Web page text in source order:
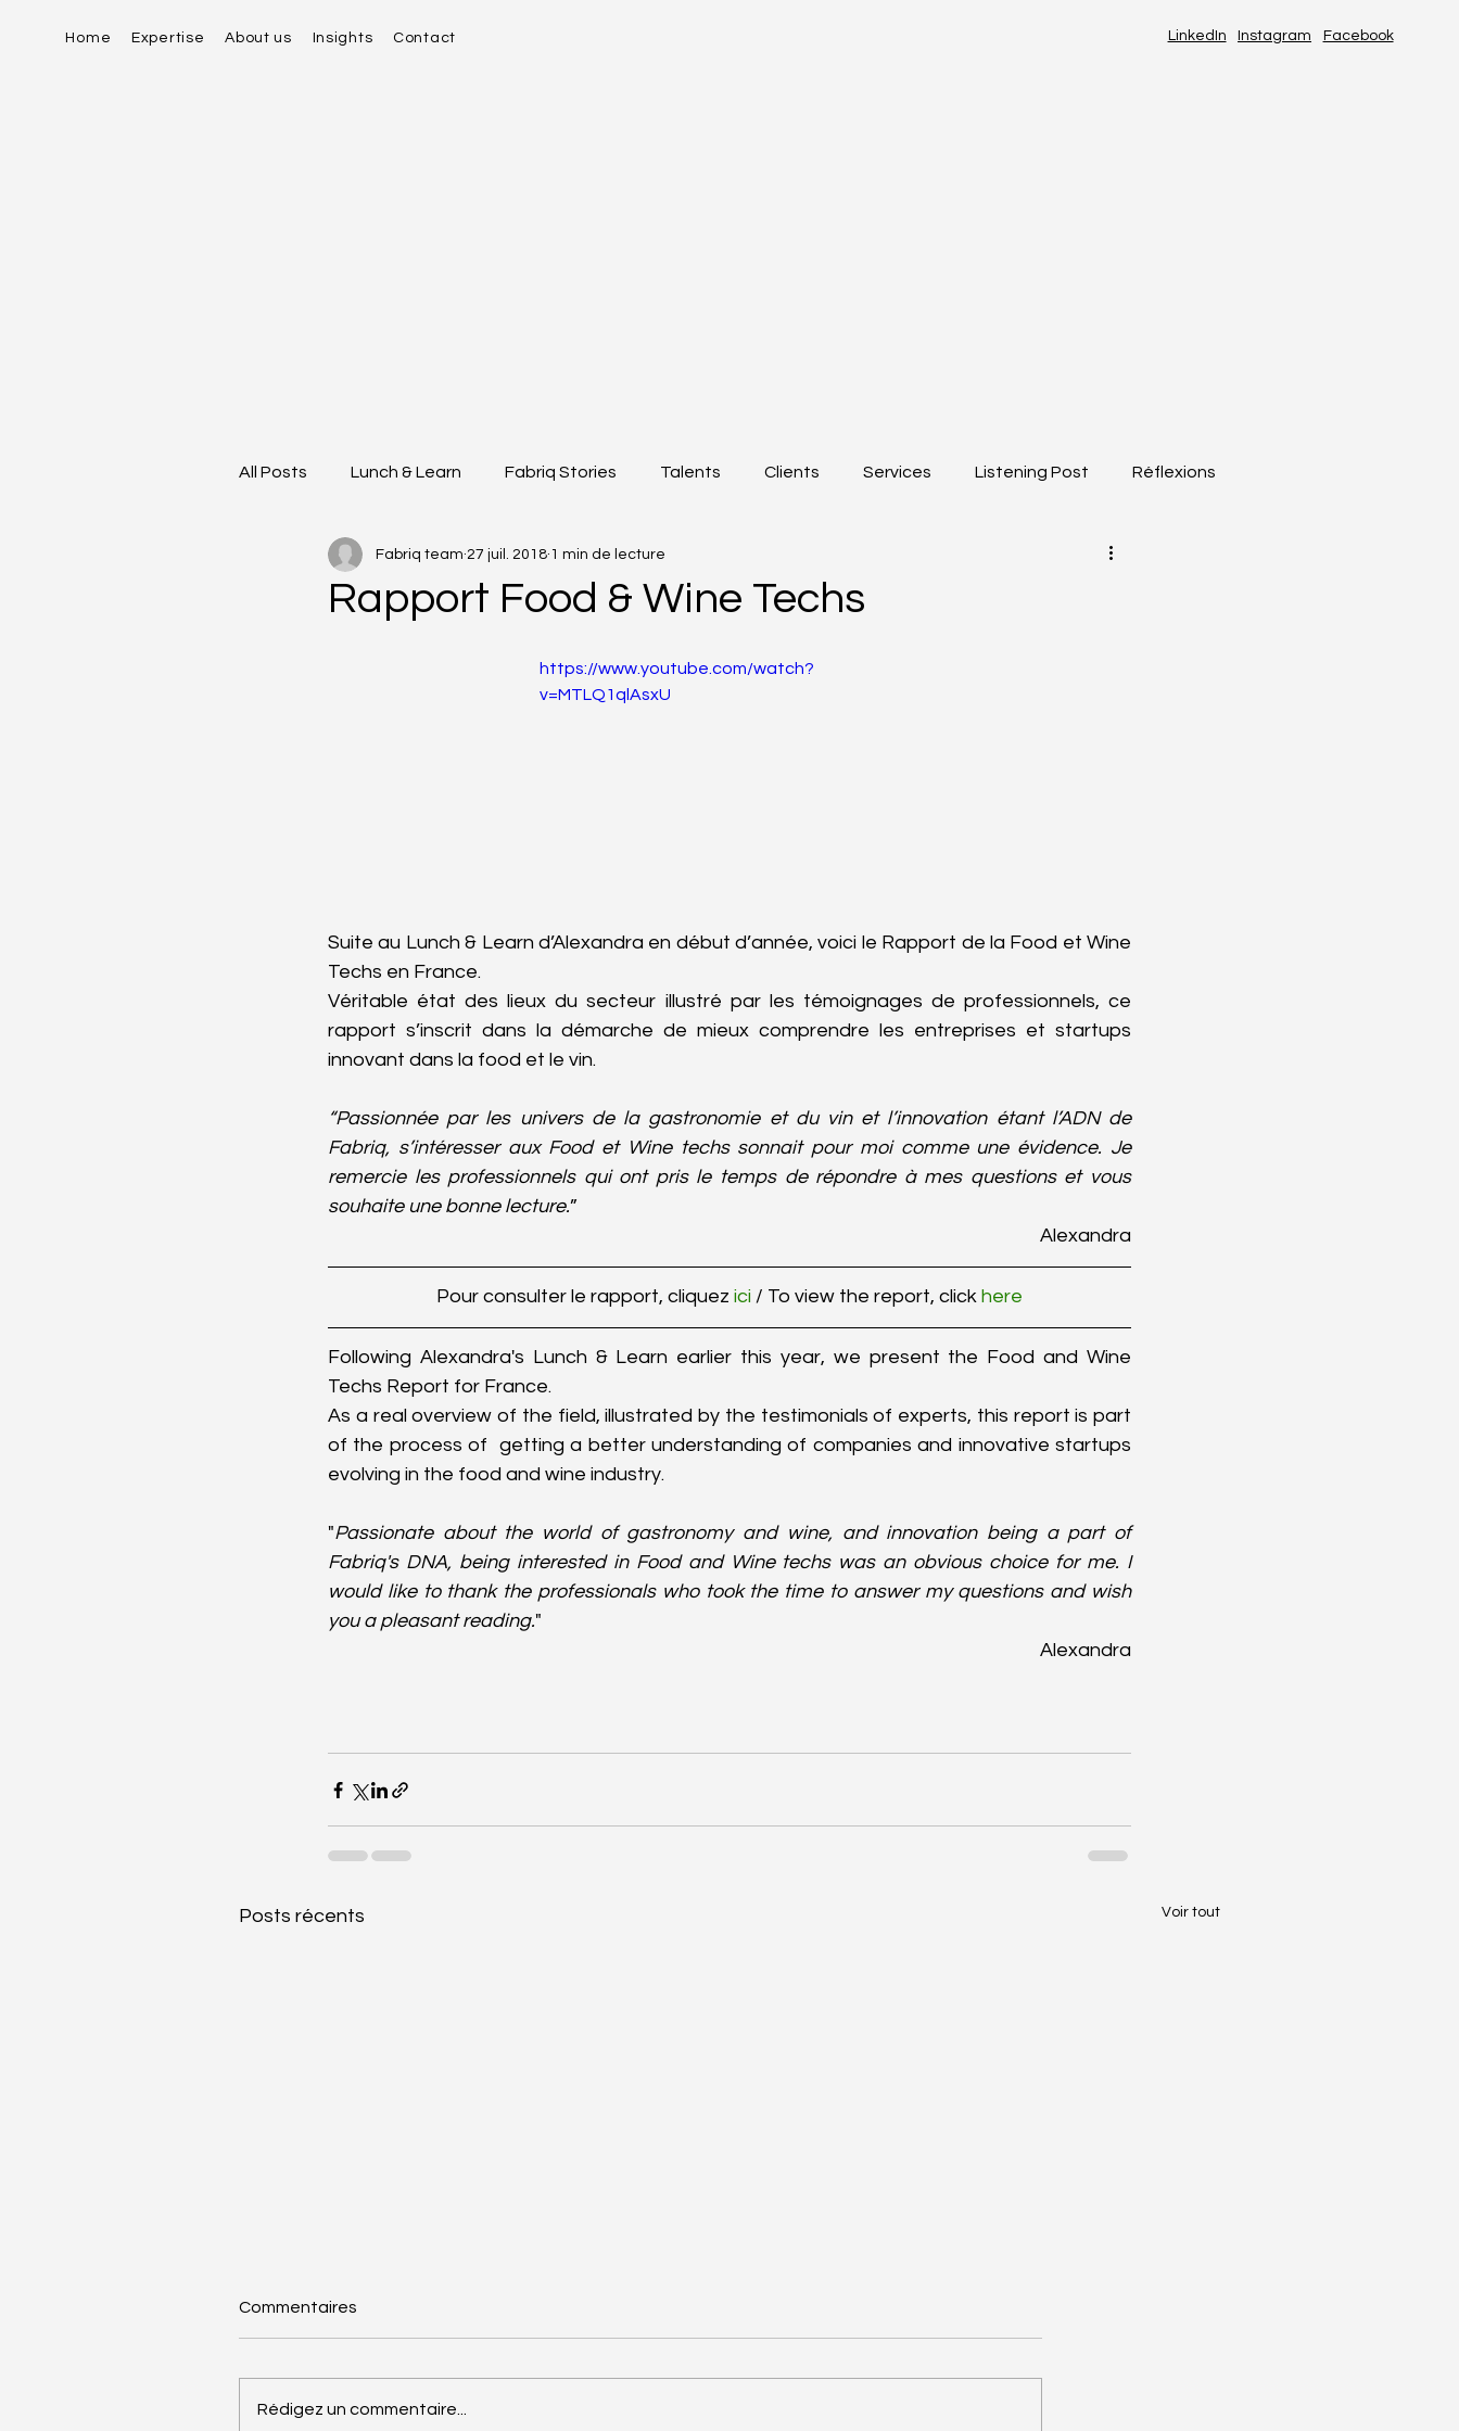
Home Expertise About us Insights Contact LinkedIn Instagram Facebook
All Posts Lunch & Learn Fabriq Stories Talents Clients Services Listening Post Réflexions
Podcast Freebies Stage
Rapport Food & Wine Techs
Fabriq team 27 juil. 2018 1 min de lecture
https://www.youtube.com/watch?
v=MTLQ1qlAsxU
Suite au Lunch & Learn d’Alexandra en début d’année, voici le Rapport de la Food et Wine
Techs en France.
Véritable état des lieux du secteur illustré par les témoignages de professionnels, ce
rapport s’inscrit dans la démarche de mieux comprendre les entreprises et startups
innovant dans la food et le vin.
“Passionnée par les univers de la gastronomie et du vin et l’innovation étant l’ADN de
Fabriq, s’intéresser aux Food et Wine techs sonnait pour moi comme une évidence. Je
remercie les professionnels qui ont pris le temps de répondre à mes questions et vous
souhaite une bonne lecture.”
Alexandra
Pour consulter le rapport, cliquez ici / To view the report, click here
Following Alexandra's Lunch & Learn earlier this year, we present the Food and Wine
Techs Report for France.
As a real overview of the field, illustrated by the testimonials of experts, this report is part
of the process of  getting a better understanding of companies and innovative startups
evolving in the food and wine industry.
"Passionate about the world of gastronomy and wine, and innovation being a part of
Fabriq's DNA, being interested in Food and Wine techs was an obvious choice for me. I
would like to thank the professionals who took the time to answer my questions and wish
you a pleasant reading."
Alexandra
Posts récents Voir tout
Commentaires
Rédigez un commentaire...